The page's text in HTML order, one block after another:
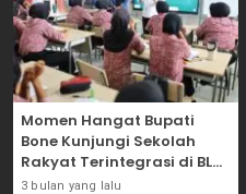
Momen Hangat Bupati
Bone Kunjungi Sekolah
Rakyat Terintegrasi di BLK
Bajoe
3 bulan yang lalu